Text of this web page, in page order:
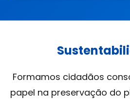
Formamos cidadãos
papel na preservação do